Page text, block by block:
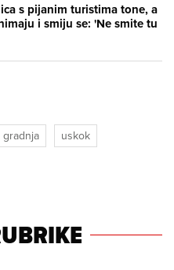
s pijanim turistima tone, a
i smiju se: 'Ne smite tu
gradnja uskok